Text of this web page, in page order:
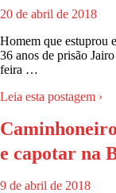
20 de abril de 2018
Homem que estuprou
36 anos de prisão
feira …
Leia esta postagem ›
e capotar na
9 de abril de 2018